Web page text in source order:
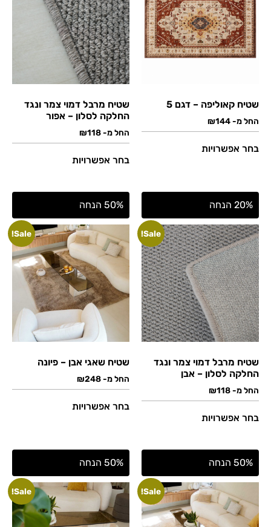
שטיח קאוליפה – דגם 5
החל מ- ₪144
בחר אפשרויות
שטיח מרבל דמוי צמר ונגד
החלקה לסלון – אפור
החל מ- ₪118
בחר אפשרויות
20% הנחה
Sale!
שטיח מרבל דמוי צמר ונגד
החלקה לסלון – אבן
החל מ- ₪118
בחר אפשרויות
50% הנחה
Sale!
שטיח שאגי אבן – פיונה
החל מ- ₪248
בחר אפשרויות
50% הנחה
Sale!
50% הנחה
Sale!